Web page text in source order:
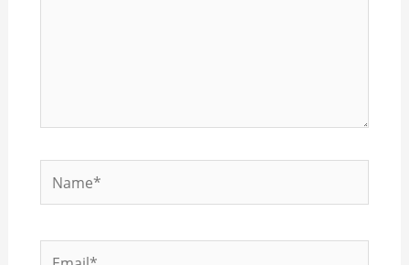
Name*
Email*